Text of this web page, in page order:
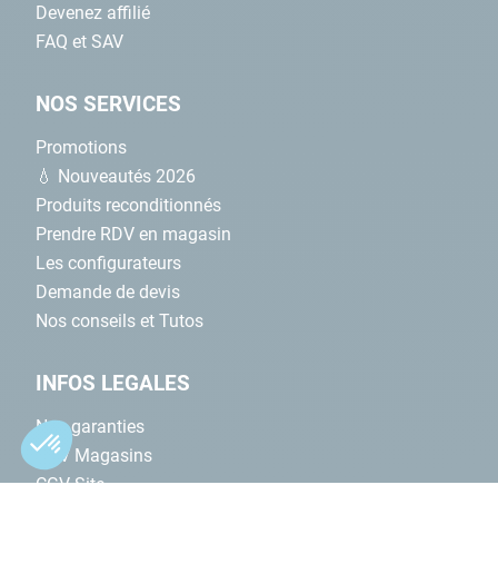
Devenez affilié
FAQ et SAV
NOS SERVICES
Promotions
💧 Nouveautés 2026
Produits reconditionnés
Prendre RDV en magasin
Les configurateurs
Demande de devis
Nos conseils et Tutos
INFOS LEGALES
Nos garanties
CGV Magasins
CGV Site